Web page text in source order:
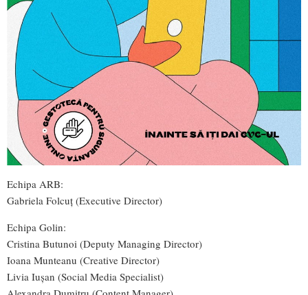
Echipa ARB:
Gabriela Folcuț (Executive Director)
Echipa Golin:
Cristina Butunoi (Deputy Managing Director)
Ioana Munteanu (Creative Director)
Livia Iușan (Social Media Specialist)